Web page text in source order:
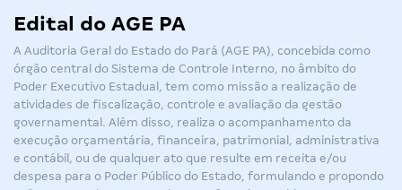
Edital do AGE PA
A Auditoria Geral do Estado do Pará (AGE PA), concebida como
órgão central do Sistema de Controle Interno, no âmbito do
Poder Executivo Estadual, tem como missão a realização de
atividades de fiscalização, controle e avaliação da gestão
governamental. Além disso, realiza o acompanhamento da
execução orçamentária, financeira, patrimonial, administrativa
e contábil, ou de qualquer ato que resulte em receita e/ou
despesa para o Poder Público do Estado, formulando e propondo